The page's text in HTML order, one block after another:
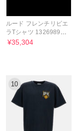
ルード フレンチリビエ
ラTシャツ 132698901
[U]
¥35,304
10